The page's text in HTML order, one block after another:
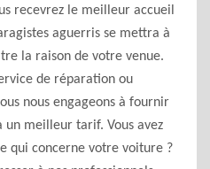
recevrez le meilleur accueil
aguerris se mettra à
la raison de votre venue.
de réparation ou
nous engageons à fournir
un meilleur tarif. Vous avez
qui concerne votre voiture ?